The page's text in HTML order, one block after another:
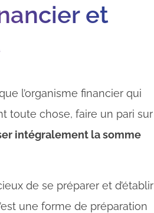
et
l’organisme financier qui
toute chose, faire un pari sur
intégralement la somme
de se préparer et d’établir
une forme de préparation